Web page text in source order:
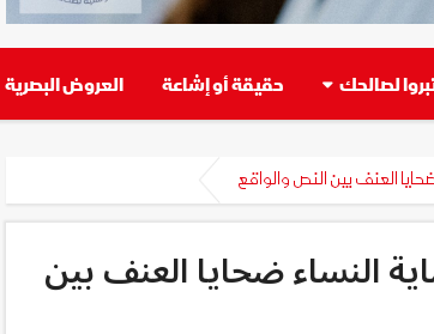
لصالحك حقيقة أو إشاعة العروض البصرية
صدور القانون 58 : حماية النساء ضحايا العنف بين